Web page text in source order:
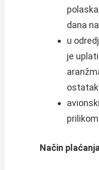
dana
u
je
ostatak
Način